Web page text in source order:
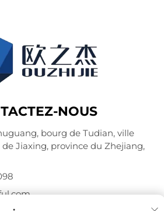
NOUS
bourg de Tudian, ville
Jiaxing, province du Zhejiang,